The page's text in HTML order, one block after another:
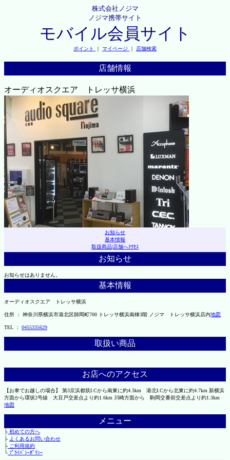
株式会社ノジマ
ノジマ携帯サイト
モバイル会員サイト
ポイント ｜ マイページ ｜ 店舗検索
店舗情報
オーディオスクエア トレッサ横浜
お知らせ
基本情報
取扱商品|店舗へｱｸｾｽ
お知らせ
お知らせはありません。
基本情報
オーディオスクエア トレッサ横浜
住所 ： 神奈川県横浜市港北区師岡町700 トレッサ横浜南棟3階 ノジマ トレッサ横浜店内地図
TEL ： 0455335629
取扱い商品
お店へのアクセス
【お車でお越しの場合】 第3京浜都筑I.Cから南東に約4.3km 港北I.Cから北東に約4.7km 新横浜
方面から環状2号線 大豆戸交差点より約1.6km 川崎方面から 駒岡交番前交差点より約1.3km
地図
メニュー
├初めての方へ
├ よくあるお問い合わせ
├ご利用規約
└ﾌﾟﾗｲﾊﾞｼｰﾎﾟﾘｼｰ